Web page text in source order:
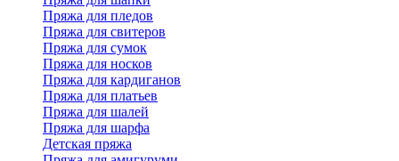
Пряжа для пледов
Пряжа для свитеров
Пряжа для сумок
Пряжа для носков
Пряжа для кардиганов
Пряжа для платьев
Пряжа для шалей
Пряжа для шарфа
Детская пряжа